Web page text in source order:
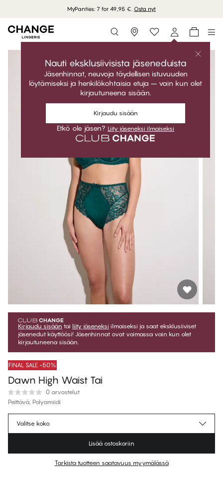
MyPanties: 7 for 49,95 €. Osta nyt
Storefinder
Nauti eksklusiivisista jäseneduista
Jäsenhinnat, neuvoja täydellisen istuvuuden
löytämiseksi ja henkilökohtaisia etuja – vain kun olet
kirjautuneena sisään.
Kirjaudu sisään
Etkö ole jäsen? Liity jäseneksi ilmaiseksi
Kirjaudu sisään tai liity jäseneksi ilmaiseksi ja saat eksklusiiviset
jäsenedut käyttöösi! Jäsenhinnat ovat voimassa vain kun olet
kirjautuneena sisään.
FINAL SALE -50%
Dawn High Waist Tai
0 arvostelut
Peittävä, Polyamiidi
€46.95Normaalihinta
Ei ehdotettua kokoa tähän tuotteeseen
Valitse koko
Lisää ostoskoriin
Tarkista tuotteen saatavuus myymälässä